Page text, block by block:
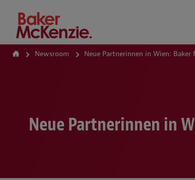
How Can We Help?
Newsroom Neue Partnerinnen in Wien:
Neue Partnerinnen in